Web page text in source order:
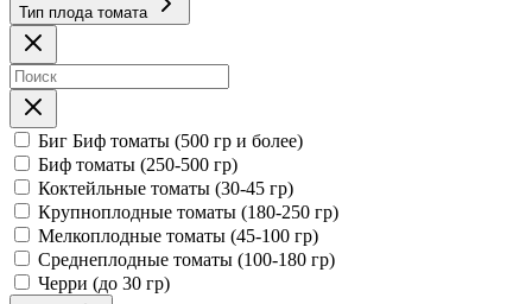
Тип плода томата
Биг Биф томаты (500 гр и более)
Биф томаты (250-500 гр)
Коктейльные томаты (30-45 гр)
Крупноплодные томаты (180-250 гр)
Мелкоплодные томаты (45-100 гр)
Среднеплодные томаты (100-180 гр)
Черри (до 30 гр)